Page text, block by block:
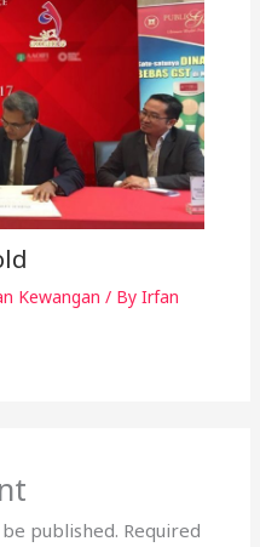
Kewangan / By Irfan
published. Required